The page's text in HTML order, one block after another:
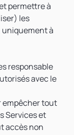
permettre à
les
uniquement à
responsable
avec le
empêcher tout
Services et
accès non